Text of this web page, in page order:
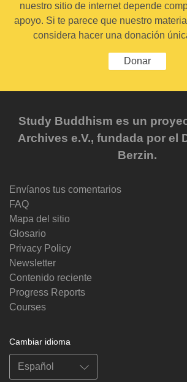
nuestro sitio de internet depende
apoyo. Si te parece que nuestro
considera hacer una donación
Donar
Study Buddhism es un
Archives e.V., fundada por el
Berzin.
Envíanos tus comentarios
FAQ
Mapa del sitio
Glosario
Privacy Policy
Newsletter
Contenido reciente
Progress Reports
Courses
Cambiar idioma